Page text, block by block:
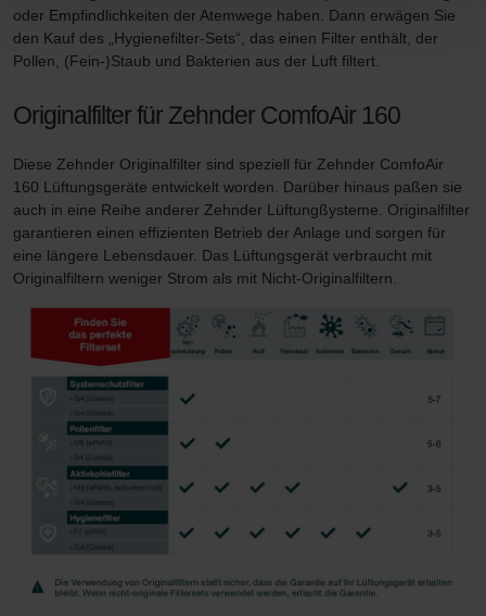
Datenschutzerklärung der Zehnder Group
Zehnder Group AG: Data Privacy
Zehnder Group Czech Republic s.r.o.: Zásady ochrany
Zehnder Group France: Protection des données
Zehnder Group Ibérica SAU: Política de privacidad
Zehnder Group İç Mekan İklimlendirme Sanayi ve Ticaret
Limitet Şirketi: Web Sitesi Çerezleri
Zehnder Group Sales International: Privacy Policy
Zehnder Group Schweiz AG: Datenschutz
Zehnder Polska Sp. z o.o.: Oświadczenie o ochronie
danych Zehnder
Zehnder Group UK Limited: Privacy Policy
Zehnder Group Deutschland GmbH
oder Empfindlichkeiten der Atemwege haben. Dann erwägen Sie
den Kauf des „Hygienefilter-Sets“, das einen Filter enthält, der
Pollen, (Fein-)Staub und Bakterien aus der Luft filtert.
Originalfilter für Zehnder ComfoAir 160
Diese Zehnder Originalfilter sind speziell für Zehnder ComfoAir
160 Lüftungsgeräte entwickelt worden. Darüber hinaus paßen sie
auch in eine Reihe anderer Zehnder Lüftungßysteme. Originalfilter
garantieren einen effizienten Betrieb der Anlage und sorgen für
eine längere Lebensdauer. Das Lüftungsgerät verbraucht mit
Originalfiltern weniger Strom als mit Nicht-Originalfiltern.